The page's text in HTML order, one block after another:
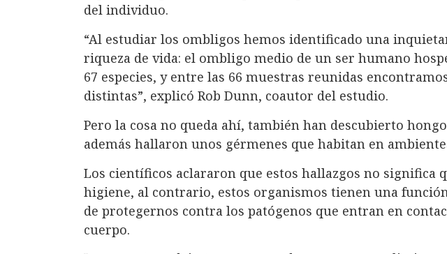
del individuo.
“Al estudiar los ombligos hemos identificado una
riqueza de vida: el ombligo medio de un ser humano
67 especies, y entre las 66 muestras reunidas
distintas”, explicó Rob Dunn, coautor del estudio.
Pero la cosa no queda ahí, también han descubierto
además hallaron unos gérmenes que habitan en
Los científicos aclararon que estos hallazgos no significa
higiene, al contrario, estos organismos tienen una
de protegernos contra los patógenos que entran en
cuerpo.